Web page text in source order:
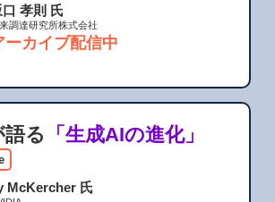
口 孝則 氏
調達研究所株式会社
ーカイブ配信中
る 「生成AIの進化」
McKercher 氏